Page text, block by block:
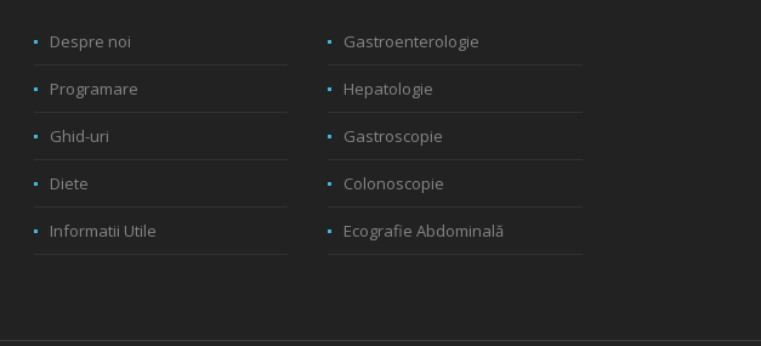
Despre noi
Programare
Ghid-uri
Diete
Informatii Utile
Gastroenterologie
Hepatologie
Gastroscopie
Colonoscopie
Ecografie Abdominală